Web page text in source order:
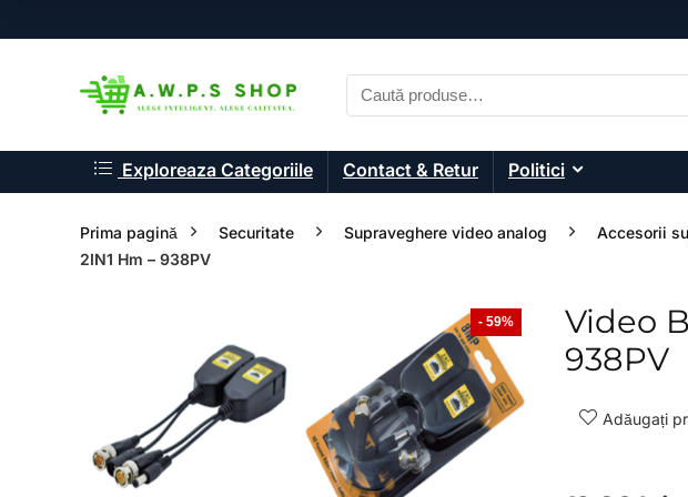
Exploreaza Categoriile Contact & Retur Politici
Prima pagină Securitate Supraveghere video analog Accesorii
2IN1 Hm – 938PV
- 59%
Video
938PV
Adăugați